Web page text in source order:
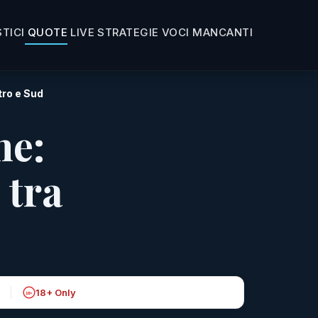
QUOTE LIVE STRATEGIE VOCI MANCANTI
e Sud
tra
18+ 18+ Only